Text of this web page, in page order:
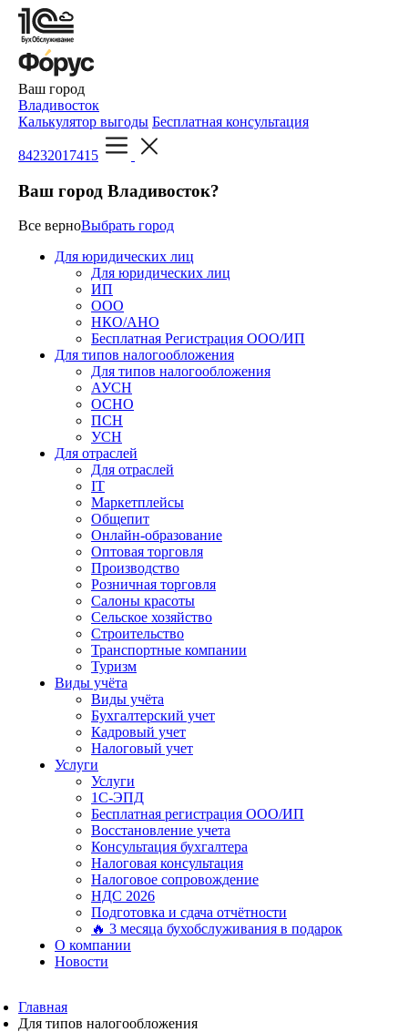
Ваш город
Владивосток
Калькулятор выгоды Бесплатная консультация
84232017415
Ваш город Владивосток?
Все верноВыбрать город
Для юридических лиц
Для юридических лиц
ИП
ООО
НКО/АНО
Бесплатная Регистрация ООО/ИП
Для типов налогообложения
Для типов налогообложения
АУСН
ОСНО
ПСН
УСН
Для отраслей
Для отраслей
IT
Маркетплейсы
Общепит
Онлайн-образование
Оптовая торговля
Производство
Розничная торговля
Салоны красоты
Сельское хозяйство
Строительство
Транспортные компании
Туризм
Виды учёта
Виды учёта
Бухгалтерский учет
Кадровый учет
Налоговый учет
Услуги
Услуги
1С-ЭПД
Бесплатная регистрация ООО/ИП
Восстановление учета
Консультация бухгалтера
Налоговая консультация
Налоговое сопровождение
НДС 2026
Подготовка и сдача отчётности
🔥 3 месяца бухобслуживания в подарок
О компании
Новости
Главная
Для типов налогообложения